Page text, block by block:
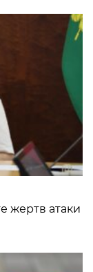
жертв атаки